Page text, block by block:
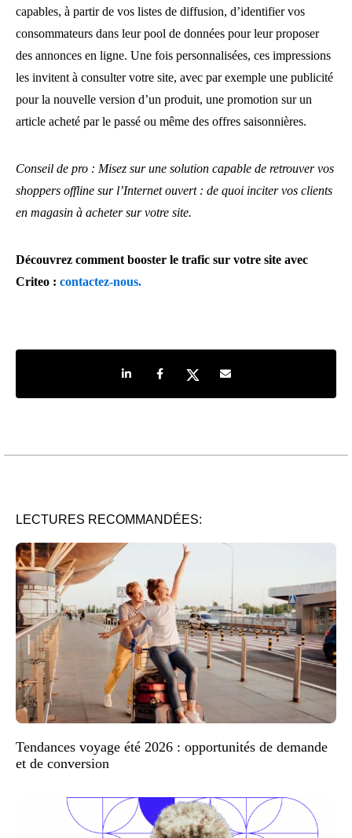
capables, à partir de vos listes de diffusion, d’identifier vos
consommateurs dans leur pool de données pour leur proposer
des annonces en ligne. Une fois personnalisées, ces impressions
les invitent à consulter votre site, avec par exemple une publicité
pour la nouvelle version d’un produit, une promotion sur un
article acheté par le passé ou même des offres saisonnières.
Conseil de pro : Misez sur une solution capable de retrouver vos
shoppers offline sur l’Internet ouvert : de quoi inciter vos clients
en magasin à acheter sur votre site.
Découvrez comment booster le trafic sur votre site avec
Criteo : contactez-nous.
Share on LinkedIn
Share on Facebook
Share on TwitterShare by e-mail
LECTURES RECOMMANDÉES:
Tendances voyage été 2026 : opportunités de demande
et de conversion